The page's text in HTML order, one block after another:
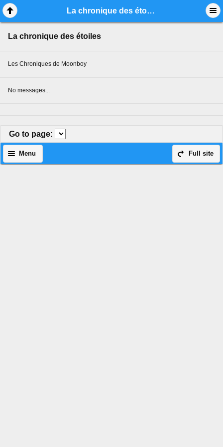
La chronique des étoiles
La chronique des étoiles
Les Chroniques de Moonboy
No messages...
Go to page:
Full site
Menu